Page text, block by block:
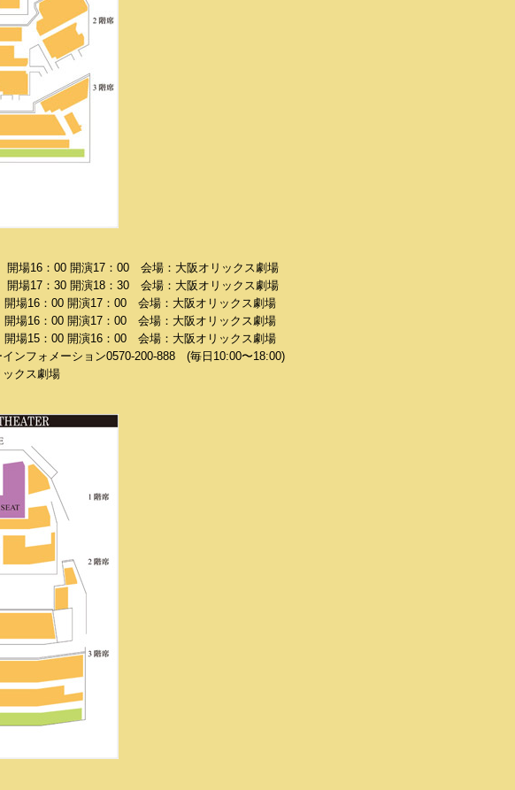
場16：00 開演17：00 会場：大阪オリックス劇場
17：30 開演18：30 会場：大阪オリックス劇場
16：00 開演17：00 会場：大阪オリックス劇場
16：00 開演17：00 会場：大阪オリックス劇場
場15：00 開演16：00 会場：大阪オリックス劇場
ンフォメーション0570-200-888 (毎日10:00〜18:00)
クス劇場